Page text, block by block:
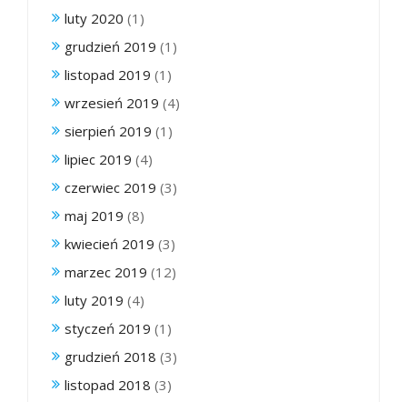
luty 2020 (1)
grudzień 2019 (1)
listopad 2019 (1)
wrzesień 2019 (4)
sierpień 2019 (1)
lipiec 2019 (4)
czerwiec 2019 (3)
maj 2019 (8)
kwiecień 2019 (3)
marzec 2019 (12)
luty 2019 (4)
styczeń 2019 (1)
grudzień 2018 (3)
listopad 2018 (3)